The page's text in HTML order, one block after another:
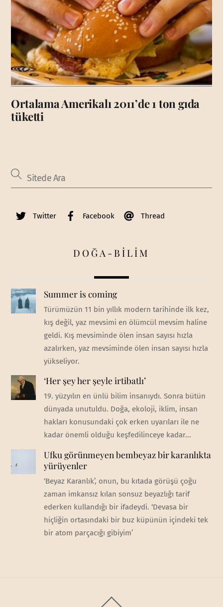
Ortalama Amerikalı 2011’de 1 ton gıda
tüketti
Twitter Facebook Thread
DOĞA-BİLİM
Summer is coming
Türümüzün 11 bin yıllık modern tarihinde ilk kez,
kış değil, yaz mevsimi en ölümcül mevsim haline
geldi. Kış mevsiminde ölen insan sayısı hızla
azalırken, yaz mevsiminde ölen insan sayısı hızla
yükseliyor.
‘Her şey her şeyle irtibatlı’
19. yüzyılın en ünlü bilim insanıydı. Sonra bütün
dünyada unutuldu. Doğa, ekoloji, iklim, insan
hakları konusundaki çok erken uyarıları ile ne
kadar önemli olduğu keşfedilinceye kadar...
Ufku görünmeyen bembeyaz bir karanlıkta
yürüyenler
‘Beyaz Karanlık’, onun, bu kıtada görüşü çoğu
zaman imkansız kılan sonsuz beyazlığı tarif
ederken kullandığı bir ifadeydi. ‘Devasa bir
hiçliğin ortasındaki bir buz küpünün içindeki tek
bir atom parçacığı gibiyim’